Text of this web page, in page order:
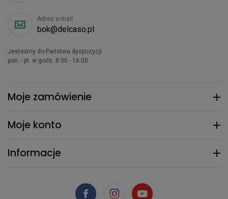
Moje zamówienie
Moje konto
Informacje
Adres e-mail
bok@delcaso.pl
Jesteśmy do Państwa dyspozycji
pon. - pt. w godz. 8:00 - 16:00